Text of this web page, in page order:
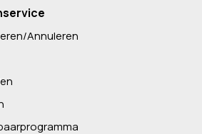
Annuleren